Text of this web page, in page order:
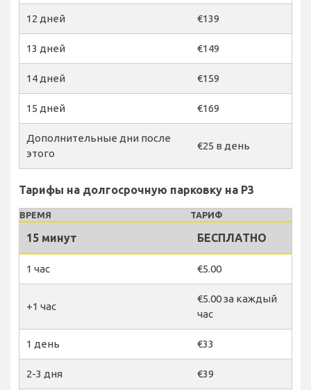
12 дней €139
13 дней €149
14 дней €159
15 дней €169
Дополнительные дни после
этого
€25 в день
Тарифы на долгосрочную парковку на P3
ВРЕМЯ ТАРИФ
15 минут БЕСПЛАТНО
1 час €5.00
+1 час
€5.00 за каждый
час
1 день €33
2-3 дня €39